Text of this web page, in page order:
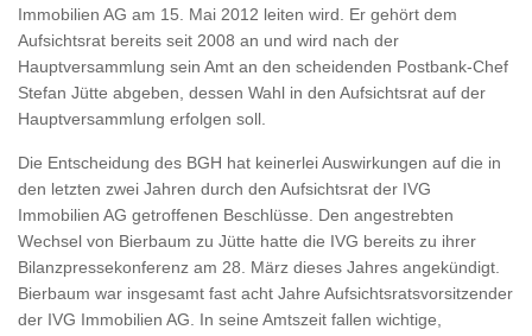
Immobilien AG am 15. Mai 2012 leiten wird. Er gehört dem
Aufsichtsrat bereits seit 2008 an und wird nach der
Hauptversammlung sein Amt an den scheidenden Postbank-Chef
Stefan Jütte abgeben, dessen Wahl in den Aufsichtsrat auf der
Hauptversammlung erfolgen soll.
Die Entscheidung des BGH hat keinerlei Auswirkungen auf die in
den letzten zwei Jahren durch den Aufsichtsrat der IVG
Immobilien AG getroffenen Beschlüsse. Den angestrebten
Wechsel von Bierbaum zu Jütte hatte die IVG bereits zu ihrer
Bilanzpressekonferenz am 28. März dieses Jahres angekündigt.
Bierbaum war insgesamt fast acht Jahre Aufsichtsratsvorsitzender
der IVG Immobilien AG. In seine Amtszeit fallen wichtige,